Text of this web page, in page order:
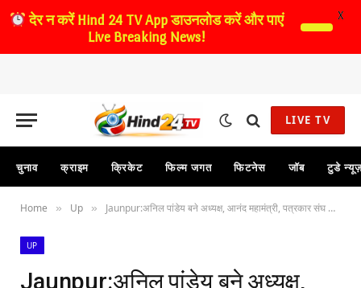
LIVE TV
चुनाव क्राइम क्रिकेट फिल्म जगत फिटनेस जॉब टुडे
Home » Up » Jaunpur:अनिल पांडेय बने अध्यक्ष, आनंद महामंत्री, पत्रकार संघ जौनपुर तहसील इकाई मछलीशहर का हुआ गठन
UP
Jaunpur:अनिल पांडेय बने अध्यक्ष,
देर न करेंHind 24 TV App डाउनलोड करें और पाएं
Live Breaking News!
X